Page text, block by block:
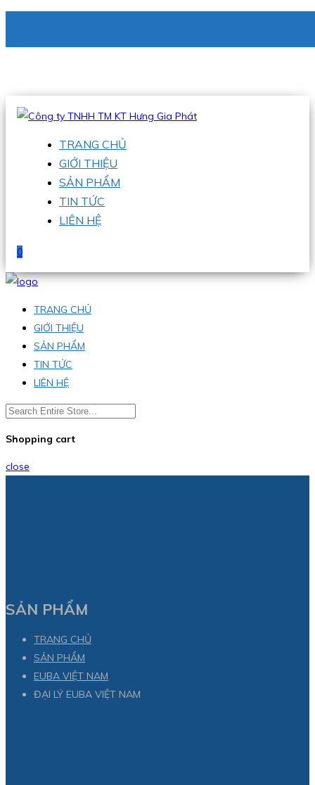
Hotline:0938 336 079
TRANG CHỦ
GIỚI THIỆU
SẢN PHẨM
TIN TỨC
LIÊN HỆ
0
TRANG CHỦ
GIỚI THIỆU
SẢN PHẨM
TIN TỨC
LIÊN HỆ
Shopping cart
close
SẢN PHẨM
TRANG CHỦ
SẢN PHẨM
EUBA VIỆT NAM
ĐẠI LÝ EUBA VIỆT NAM